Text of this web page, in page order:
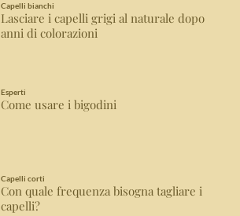
Capelli bianchi
Lasciare i capelli grigi al naturale dopo
anni di colorazioni
Esperti
Come usare i bigodini
Capelli corti
Con quale frequenza bisogna tagliare i
capelli?